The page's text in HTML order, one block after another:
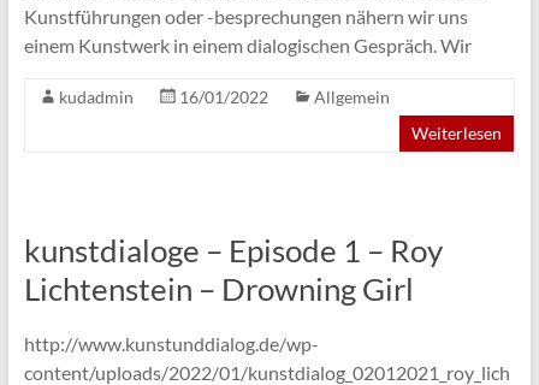
Kunstführungen oder -besprechungen nähern wir uns
einem Kunstwerk in einem dialogischen Gespräch. Wir
kudadmin 16/01/2022
Allgemein
Weiterlesen
kunstdialoge – Episode 1 – Roy
Lichtenstein – Drowning Girl
http://www.kunstunddialog.de/wp-
content/uploads/2022/01/kunstdialog_02012021_roy_lich